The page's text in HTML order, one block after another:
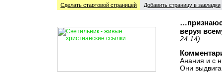
Сделать стартовой cтраницей Добавить страницу в закладки
веруя
24:14)
Анания и с
Они